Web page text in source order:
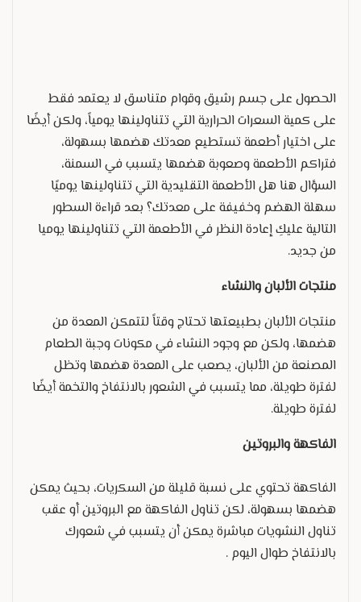
الحصول على جسم رشيق وقوام متناسق لا يعتمد فقط
على كمية السعرات الحرارية التي تتناولينها يومياً، ولكن أيضًا
على اختيار أطعمة تستطيع معدتك هضمها بسهولة،
فتراكم الأطعمة وصعوبة هضمها يتسبب في السمنة،
السؤال هنا هل الأطعمة التقليدية التي تتناولينها يوميًا
سهلة الهضم وخفيفة على معدتك؟ بعد قراءة السطور
التالية عليكِ إعادة النظر في الأطعمة التي تتناولينها يوميا
من جديد.
منتجات الألبان والنشاء
منتجات الألبان بطبيعتها تحتاج وقتاً لتتمكن المعدة من
هضمها، ولكن مع وجود النشاء في مكونات وجبة الطعام
المصنعة من الألبان، يصعب على المعدة هضمها وتظل
لفترة طويلة، مما يتسبب في الشعور بالانتفاخ والتخمة أيضًا
لفترة طويلة.
الفاكهة والبروتين
الفاكهة تحتوي على نسبة قليلة من السكريات، بحيث يمكن
هضمها بسهولة، لكن تناول الفاكهة مع البروتين أو عقب
تناول النشويات مباشرة يمكن أن يتسبب في شعورك
بالانتفاخ طوال اليوم .